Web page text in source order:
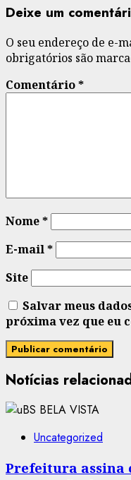
Deixe um
O seu endereço de e-
obrigatórios são
Comentário*
Nome*
E-mail*
Site
Salvar meus
próxima vez que eu
Notícias
Uncategorized
Prefeitura assina